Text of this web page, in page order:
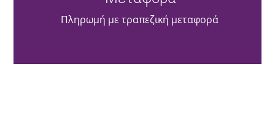
Πληρωμή με τραπεζική μεταφορά